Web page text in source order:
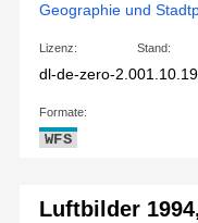
Geographie und
Lizenz:
dl-de-zero-2.0
Stand:
Formate:
WFS
Luftbilder